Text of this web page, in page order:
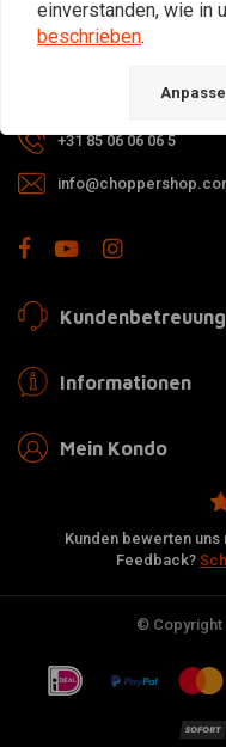
Gotenburgweg 46a,
+31 85 06 06 06 5
Kundenbetreuung
Informationen
Mein Kondo
Kunden bewerten uns
Feedback?
© Copyright
einverstanden, wie in
beschrieben.